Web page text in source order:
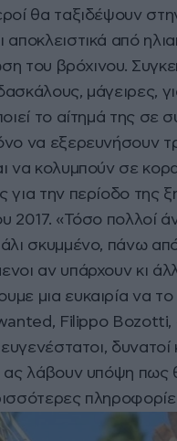
θα ταξιδέψουν
αποκλειστικά από
του βρόχινου.
μάγειρες,
το αίτημά της
να εξερευνήσουν
να κολυμπούν σε
για την περίοδο της
2017. «Τόσο
σκυμμένο, πάνω
αν υπάρχουν κι
μια ευκαιρία να
Filippo Bozotti,
ας λάβουν υπόψη πως